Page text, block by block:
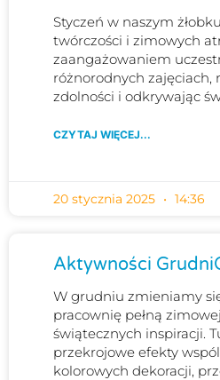
Styczeń w naszym
twórczości i zimowych
zaangażowaniem
różnorodnych zajęciach,
zdolności i odkrywając
CZYTAJ WIĘCEJ...
20 stycznia 2025 14:36
Aktywności
W grudniu zmieniamy
pracownię pełną
świątecznych inspiracji.
przekrojowe efekty
kolorowych dekoracji,